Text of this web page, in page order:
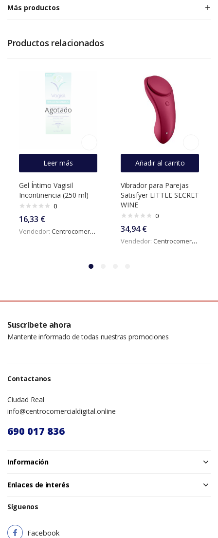
Más productos
Productos relacionados
Agotado
Leer más
Gel Íntimo Vagisil
Incontinencia (250 ml)
0
16,33 €
Vendedor: Centrocomercialdigital
Añadir al carrito
Vibrador para Parejas
Satisfyer LITTLE SECRET
WINE
0
34,94€
Vendedor: Centrocomercialdigital
Suscríbete ahora
Mantente informado de todas nuestras promociones
Contactanos
Ciudad Real
info@centrocomercialdigital.online
690 017 836
Información
Enlaces de interés
Síguenos
Facebook